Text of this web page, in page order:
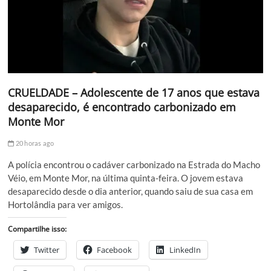
CRUELDADE – Adolescente de 17 anos que estava
desaparecido, é encontrado carbonizado em
Monte Mor
20 horas ago
A polícia encontrou o cadáver carbonizado na Estrada do Macho
Véio, em Monte Mor, na última quinta-feira. O jovem estava
desaparecido desde o dia anterior, quando saiu de sua casa em
Hortolândia para ver amigos.
Compartilhe isso:
Twitter Facebook LinkedIn